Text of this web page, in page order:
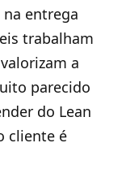
entrega
trabalham
a
parecido
do Lean
cliente é